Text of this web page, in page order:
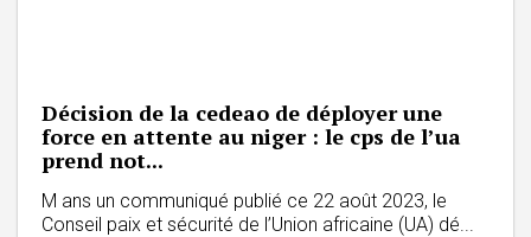
Décision de la cedeao de déployer une
force en attente au niger : le cps de l’ua
prend not...
M ans un communiqué publié ce 22 août 2023, le
Conseil paix et sécurité de l’Union africaine (UA) dé...